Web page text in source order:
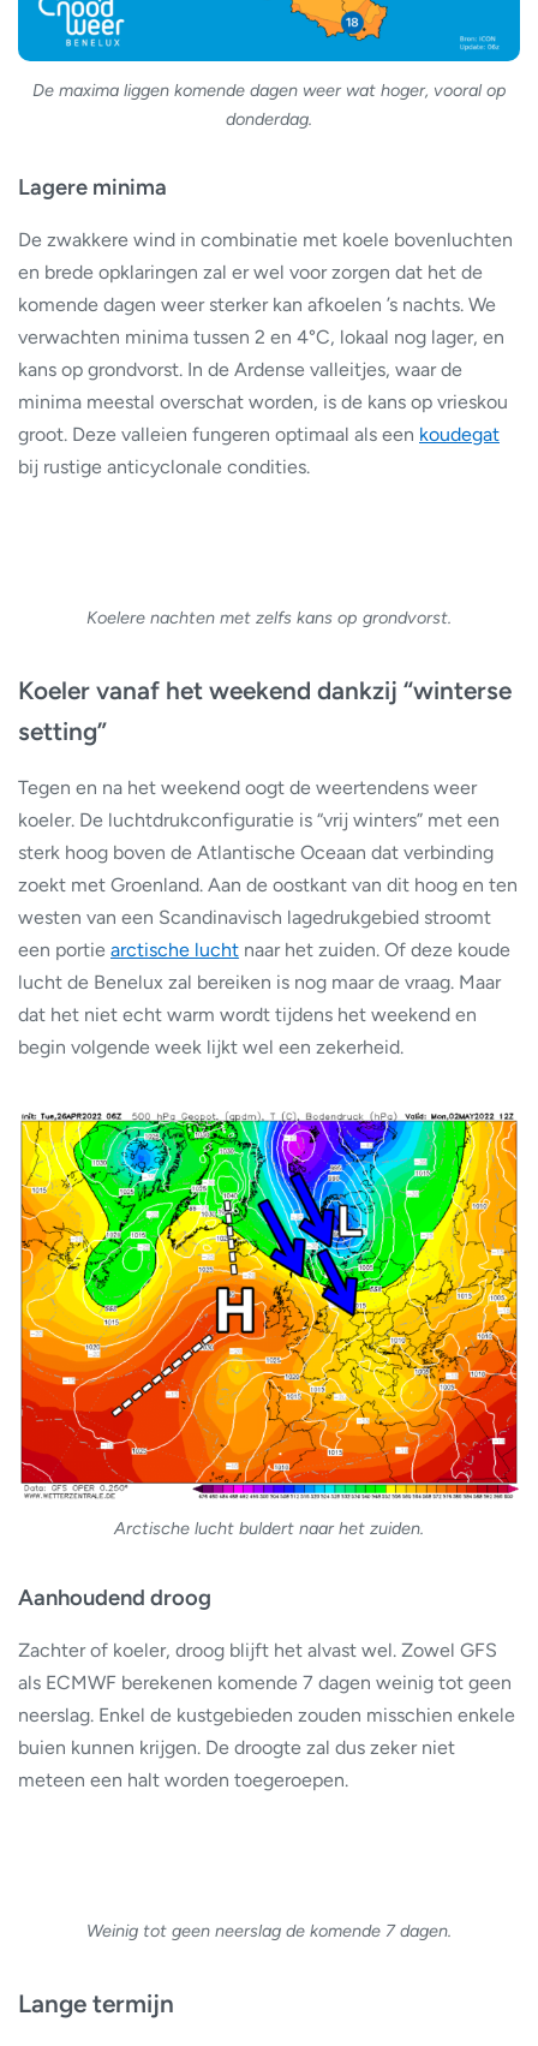
De maxima liggen komende dagen weer wat hoger, vooral op
donderdag.
Lagere minima
De zwakkere wind in combinatie met koele bovenluchten
en brede opklaringen zal er wel voor zorgen dat het de
komende dagen weer sterker kan afkoelen ’s nachts. We
verwachten minima tussen 2 en 4°C, lokaal nog lager, en
kans op grondvorst. In de Ardense valleitjes, waar de
minima meestal overschat worden, is de kans op vrieskou
groot. Deze valleien fungeren optimaal als een koudegat
bij rustige anticyclonale condities.
Koelere nachten met zelfs kans op grondvorst.
Koeler vanaf het weekend dankzij “winterse
setting”
Tegen en na het weekend oogt de weertendens weer
koeler. De luchtdrukconfiguratie is “vrij winters” met een
sterk hoog boven de Atlantische Oceaan dat verbinding
zoekt met Groenland. Aan de oostkant van dit hoog en ten
westen van een Scandinavisch lagedrukgebied stroomt
een portie arctische lucht naar het zuiden. Of deze koude
lucht de Benelux zal bereiken is nog maar de vraag. Maar
dat het niet echt warm wordt tijdens het weekend en
begin volgende week lijkt wel een zekerheid.
Arctische lucht buldert naar het zuiden.
Aanhoudend droog
Zachter of koeler, droog blijft het alvast wel. Zowel GFS
als ECMWF berekenen komende 7 dagen weinig tot geen
neerslag. Enkel de kustgebieden zouden misschien enkele
buien kunnen krijgen. De droogte zal dus zeker niet
meteen een halt worden toegeroepen.
Weinig tot geen neerslag de komende 7 dagen.
Lange termijn